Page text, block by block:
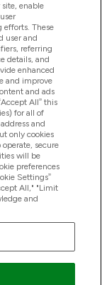
enable
efforts. These
user and
referring
details, and
enhanced
and improve
and ads
All” this
for all of
and
only cookies
secure
will be
preferences
Settings”
All," "Limit
and